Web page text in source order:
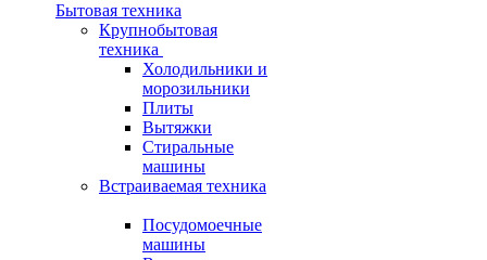
Бытовая техника
Крупнобытовая
техника
Холодильники и
морозильники
Плиты
Вытяжки
Стиральные
машины
Встраиваемая техника
Посудомоечные
машины